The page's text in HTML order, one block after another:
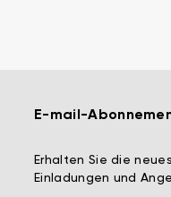
E-mail-
Erhalten Sie die
Einladungen und